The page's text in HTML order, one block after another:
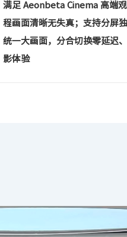
满足 Aeonbeta Cinema 高端
程画面清晰无失真；支持分屏
统一大画面，分合切换零延迟
影体验